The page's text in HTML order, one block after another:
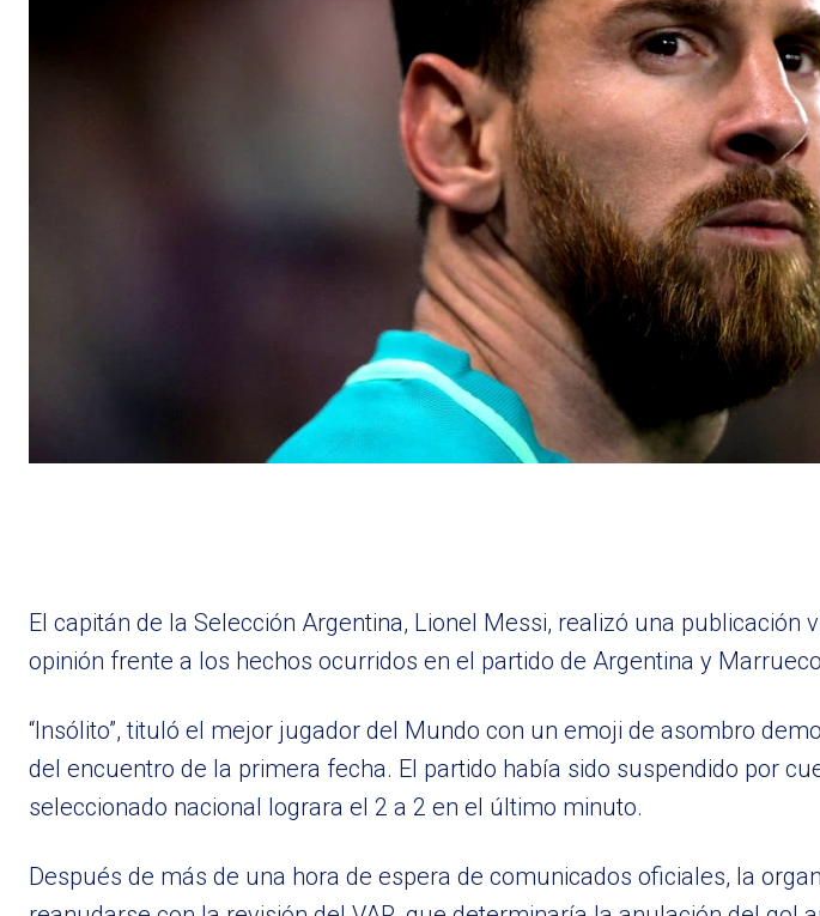
El capitán de la Selección Argentina, Lionel Messi, realizó una publicación
opinión frente a los hechos ocurridos en el partido de Argentina y
“Insólito”, tituló el mejor jugador del Mundo con un emoji de asombro
del encuentro de la primera fecha. El partido había sido suspendido por
seleccionado nacional lograra el 2 a 2 en el último minuto.
Después de más de una hora de espera de comunicados oficiales, la